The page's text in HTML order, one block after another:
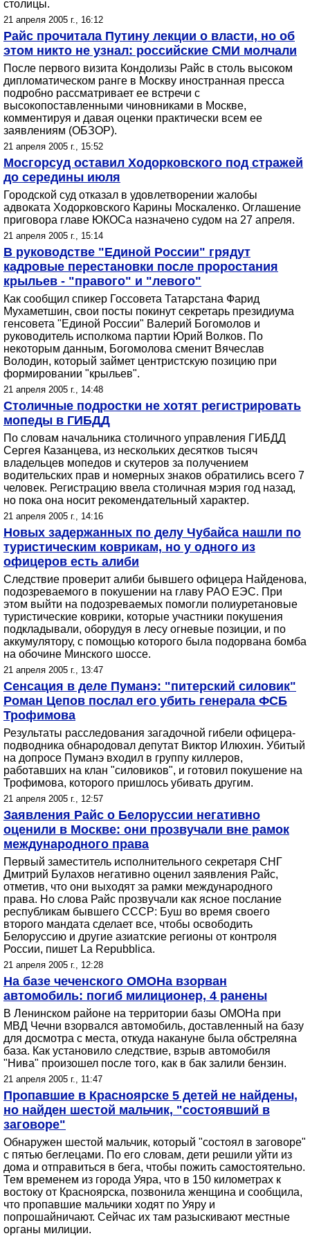
столицы.
21 апреля 2005 г., 16:12
Райс прочитала Путину лекции о власти, но об
этом никто не узнал: российские СМИ молчали
После первого визита Кондолизы Райс в столь высоком
дипломатическом ранге в Москву иностранная пресса
подробно рассматривает ее встречи с
высокопоставленными чиновниками в Москве,
комментируя и давая оценки практически всем ее
заявлениям (ОБЗОР).
21 апреля 2005 г., 15:52
Мосгорсуд оставил Ходорковского под стражей
до середины июля
Городской суд отказал в удовлетворении жалобы
адвоката Ходорковского Карины Москаленко. Оглашение
приговора главе ЮКОСа назначено судом на 27 апреля.
21 апреля 2005 г., 15:14
В руководстве "Единой России" грядут
кадровые перестановки после проростания
крыльев - "правого" и "левого"
Как сообщил спикер Госсовета Татарстана Фарид
Мухаметшин, свои посты покинут секретарь президиума
генсовета "Единой России" Валерий Богомолов и
руководитель исполкома партии Юрий Волков. По
некоторым данным, Богомолова сменит Вячеслав
Володин, который займет центристскую позицию при
формировании "крыльев".
21 апреля 2005 г., 14:48
Столичные подростки не хотят регистрировать
мопеды в ГИБДД
По словам начальника столичного управления ГИБДД
Сергея Казанцева, из нескольких десятков тысяч
владельцев мопедов и скутеров за получением
водительских прав и номерных знаков обратились всего 7
человек. Регистрацию ввела столичная мэрия год назад,
но пока она носит рекомендательный характер.
21 апреля 2005 г., 14:16
Новых задержанных по делу Чубайса нашли по
туристическим коврикам, но у одного из
офицеров есть алиби
Следствие проверит алиби бывшего офицера Найденова,
подозреваемого в покушении на главу РАО ЕЭС. При
этом выйти на подозреваемых помогли полиуретановые
туристические коврики, которые участники покушения
подкладывали, оборудуя в лесу огневые позиции, и по
аккумулятору, с помощью которого была подорвана бомба
на обочине Минского шоссе.
21 апреля 2005 г., 13:47
Сенсация в деле Пуманэ: "питерский силовик"
Роман Цепов послал его убить генерала ФСБ
Трофимова
Результаты расследования загадочной гибели офицера-
подводника обнародовал депутат Виктор Илюхин. Убитый
на допросе Пуманэ входил в группу киллеров,
работавших на клан "силовиков", и готовил покушение на
Трофимова, которого пришлось убивать другим.
21 апреля 2005 г., 12:57
Заявления Райс о Белоруссии негативно
оценили в Москве: они прозвучали вне рамок
международного права
Первый заместитель исполнительного секретаря СНГ
Дмитрий Булахов негативно оценил заявления Райс,
отметив, что они выходят за рамки международного
права. Но слова Райс прозвучали как ясное послание
республикам бывшего СССР: Буш во время своего
второго мандата сделает все, чтобы освободить
Белоруссию и другие азиатские регионы от контроля
России, пишет La Repubblica.
21 апреля 2005 г., 12:28
На базе чеченского ОМОНа взорван
автомобиль: погиб милиционер, 4 ранены
В Ленинском районе на территории базы ОМОНа при
МВД Чечни взорвался автомобиль, доставленный на базу
для досмотра с места, откуда накануне была обстреляна
база. Как установило следствие, взрыв автомобиля
"Нива" произошел после того, как в бак залили бензин.
21 апреля 2005 г., 11:47
Пропавшие в Красноярске 5 детей не найдены,
но найден шестой мальчик, "состоявший в
заговоре"
Обнаружен шестой мальчик, который "состоял в заговоре"
с пятью беглецами. По его словам, дети решили уйти из
дома и отправиться в бега, чтобы пожить самостоятельно.
Тем временем из города Уяра, что в 150 километрах к
востоку от Красноярска, позвонила женщина и сообщила,
что пропавшие мальчики ходят по Уяру и
попрошайничают. Сейчас их там разыскивают местные
органы милиции.